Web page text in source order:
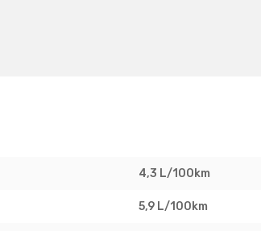
4,3 L/100km
5,9 L/100km